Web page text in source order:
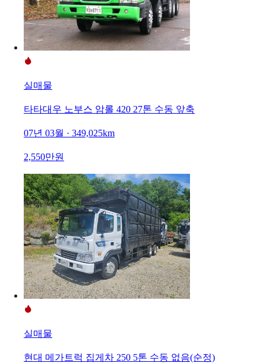
실매물
타타대우 노부스 암롤 420 27톤 수동 앞축
07년 03월 · 349,025km
2,550만원
실매물
현대 메가트럭 집게차 250 5톤 수동 없음(순정)